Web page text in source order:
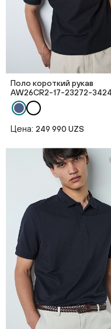
Поло короткий рукав
AW26CR2-17-23272-
Цена: 249 990 UZS